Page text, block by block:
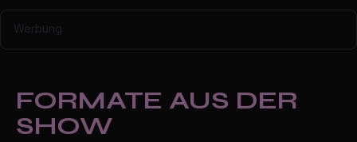
Werbung
FORMATE AUS DER
SHOW